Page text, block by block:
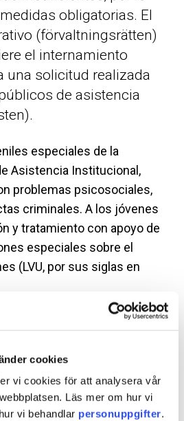
cookies
vi cookies för att analysera vår
Läs mer om hur vi
vi behandlar personuppgifter.
obligatorias. El
(förvaltningsrätten)
el internamiento
una solicitud realizada
de asistencia
especiales de la
Asistencia Institucional,
problemas psicosociales,
criminales. A los jóvenes
y tratamiento con apoyo de
especiales sobre el
(LVU, por sus siglas en
juveniles se atiende a
crímenes graves y que
a atención institucional,
juveniles bajo custodia
sus siglas en sueco).